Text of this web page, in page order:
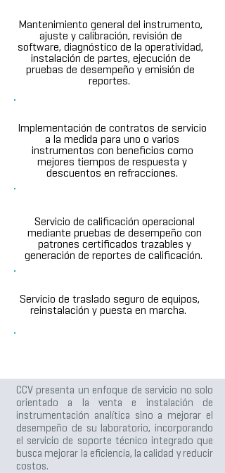
Mantenimiento general del instrumento,
ajuste y calibración, revisión de
software, diagnóstico de la operatividad,
instalación de partes, ejecución de
pruebas de desempeño y emisión de
reportes.
Implementación de contratos de servicio
a la medida para uno o varios
instrumentos con beneficios como
mejores tiempos de respuesta y
descuentos en refracciones.
Servicio de calificación operacional
mediante pruebas de desempeño con
patrones certificados trazables y
generación de reportes de calificación.
Servicio de traslado seguro de equipos,
reinstalación y puesta en marcha.
CCV presenta un enfoque de servicio no solo
orientado a la venta e instalación de
instrumentación analítica sino a mejorar el
desempeño de su laboratorio, incorporando
el servicio de soporte técnico integrado que
busca mejorar la eficiencia, la calidad y reducir
costos.